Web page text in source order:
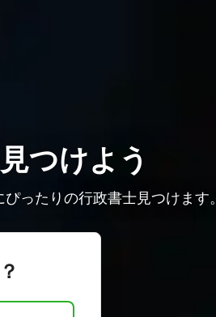
つけよう
ったりの行政書士見つけます。